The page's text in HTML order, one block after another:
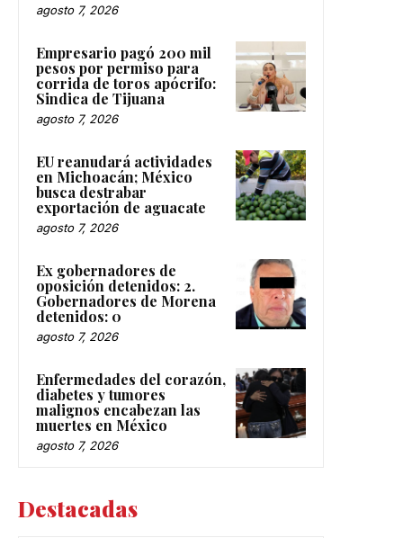
agosto 7, 2026
Empresario pagó 200 mil
pesos por permiso para
corrida de toros apócrifo:
Sindica de Tijuana
agosto 7, 2026
EU reanudará actividades
en Michoacán; México
busca destrabar
exportación de aguacate
agosto 7, 2026
Ex gobernadores de
oposición detenidos: 2.
Gobernadores de Morena
detenidos: 0
agosto 7, 2026
Enfermedades del corazón,
diabetes y tumores
malignos encabezan las
muertes en México
agosto 7, 2026
Destacadas